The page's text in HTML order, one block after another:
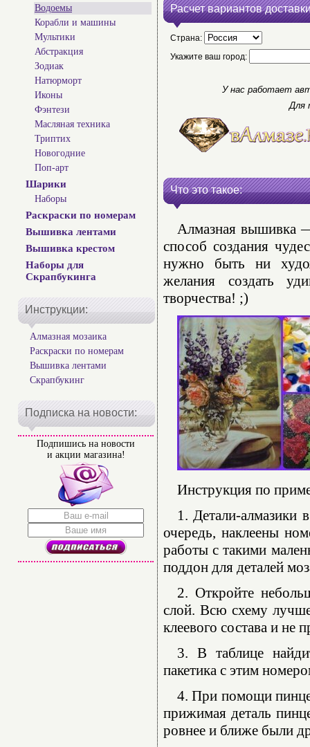
Водоемы
Корабли и машины
Мультики
Абстракция
Зодиак
Натюрморт
Иконы
Фэнтези
Масляная техника
Триптих
Новогодние
Поп-арт
Шарики
Наборы
Раскраски по номерам
Вышивка лентами
Вышивка крестом
Наборы для
Скрапбукинга
Инструкции:
Алмазная мозаика
Раскраски по номерам
Вышивка лентами
Скрапбукинг
Подписка на новости:
Подпишись на новости
и акции магазина!
Расчет вариантов
Страна:
Укажите ваш город:
У нас работает
Для
Что это такое:
Алмазная вышивка —
способ создания
нужно быть ни
желания создать
творчества! ;)
Инструкция по
1. Детали-алмазики
очередь, наклеены
работы с такими
поддон для деталей
2. Откройте
слой. Всю схему
клеевого состава и не
3. В таблице
пакетика с этим
4. При помощи
прижимая деталь
ровнее и ближе были